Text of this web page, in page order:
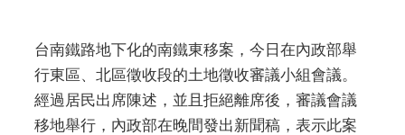
台南鐵路地下化的南鐵東移案，今日在內政部舉
行東區、北區徵收段的土地徵收審議小組會議。
經過居民出席陳述，並且拒絕離席後，審議會議
移地舉行，內政部在晚間發出新聞稿，表示此案